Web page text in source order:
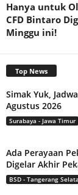
Hanya untuk
CFD Bintaro
Minggu ini!
Top News
Simak Yuk,
Agustus 2026
Surabaya - Jawa Timur
Ada Perayaan
Digelar Akhir
BSD - Tangerang